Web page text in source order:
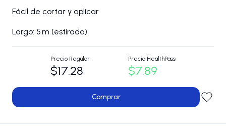
Fácil de cortar y aplicar
Largo: 5 m (estirada)
Precio Regular
$17.28
Precio HealthPass
$7.89
Comprar